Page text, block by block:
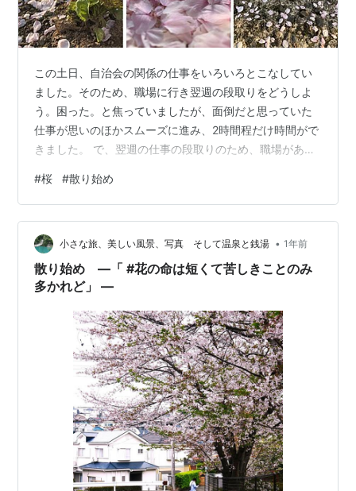
この土日、自治会の関係の仕事をいろいろとこなしてい
ました。そのため、職場に行き翌週の段取りをどうしよ
う。困った。と焦っていましたが、面倒だと思っていた
仕事が思いのほかスムーズに進み、2時間程だけ時間がで
きました。 で、翌週の仕事の段取りのため、職場がある
が見事に散っていました。もっと桜を見ていたかったな
ぁ～～。 先週の金曜に撮影した写真です。iPhoneで撮り
ました。いろいろ撮っていて良かった。（3枚の写真に綺
麗な状態の桜の花が写っていますが、これは、撮影のた
めに置いた花です。）
#桜 #散り始め
小さな旅、美しい風景、写真 そして温泉と銭湯 • 1年前
散り始め ―「 #花の命は短くて苦しきことのみ
多かれど」 ―